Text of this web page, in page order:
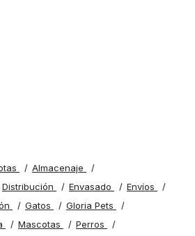
Almacenaje
Distribución Envasado
Envíos
Gatos
Gloria Pets
Mascotas
Perros